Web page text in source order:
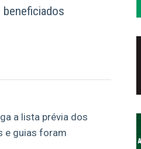
beneficiados
a lista prévia dos
e guias foram